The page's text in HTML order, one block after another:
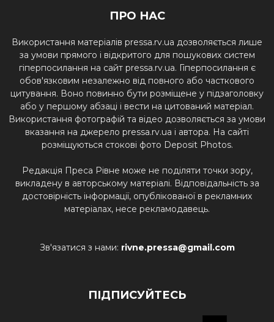
ПРО НАС
Використання матеріалів pressa.rv.ua дозволяється лише
за умови прямого і відкритого для пошукових систем
гіперпосилання на сайт pressa.rv.ua. Гіперпосилання є
обов'язковим незалежно від повного або часткового
цитування. Воно повинно бути розміщене у підзаголовку
або у першому абзаці і вести на цитований матеріал.
Використання фотографій та відео дозволяється за умови
вказання на джерело pressa.rv.ua і автора. На сайті
розміщуються стокові фото Deposit Photos.
Редакція Преса Рівне може не поділяти точки зору,
викладену в авторському матеріалі. Відповідальність за
достовірність інформації, опублікованої в рекламних
матеріалах, несе рекламодавець.
Зв'язатися з нами: rivne.pressa@gmail.com
ПІДПИСУЙТЕСЬ